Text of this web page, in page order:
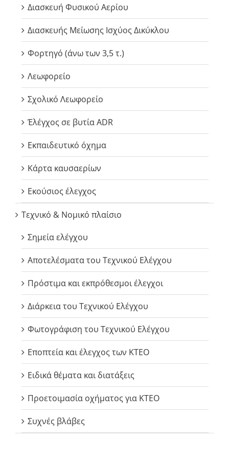
Διασκευή Φυσικού Αερίου
Διασκευής Μείωσης Ισχύος Δικύκλου
Φορτηγό (άνω των 3,5 τ.)
Λεωφορείο
Σχολικό Λεωφορείο
Έλέγχος σε βυτία ADR
Εκπαιδευτικό όχημα
Κάρτα καυσαερίων
Εκούσιος έλεγχος
Τεχνικό & Νομικό πλαίσιο
Σημεία ελέγχου
Αποτελέσματα του Τεχνικού Ελέγχου
Πρόστιμα και εκπρόθεσμοι έλεγχοι
Διάρκεια του Τεχνικού Ελέγχου
Φωτογράφιση του Τεχνικού Ελέγχου
Εποπτεία και έλεγχος των ΚΤΕΟ
Ειδικά θέματα και διατάξεις
Προετοιμασία οχήματος για ΚΤΕΟ
Συχνές βλάβες